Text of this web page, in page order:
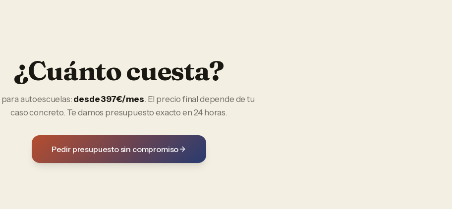
¿Cuánto cuesta?
paraautoescuelas: desde 397€/mes. El precio final depende de tu
caso concreto. Te damos presupuesto exacto en 24 horas.
Pedir presupuesto sin compromiso